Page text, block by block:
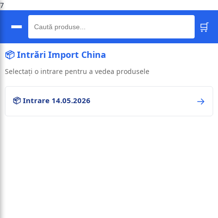
7
🛒
📦 Intrări Import China
Selectați o intrare pentru a vedea produsele
📦 Intrare 14.05.2026 →